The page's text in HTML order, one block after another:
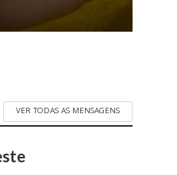
VER TODAS AS MENSAGENS